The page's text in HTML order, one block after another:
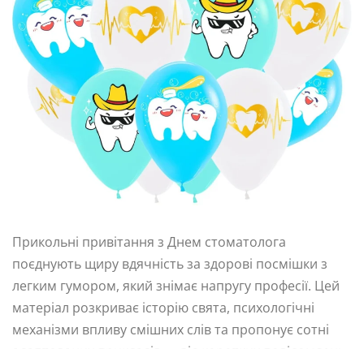
Прикольні привітання з Днем стоматолога
поєднують щиру вдячність за здорові посмішки з
легким гумором, який знімає напругу професії. Цей
матеріал розкриває історію свята, психологічні
механізми впливу смішних слів та пропонує сотні